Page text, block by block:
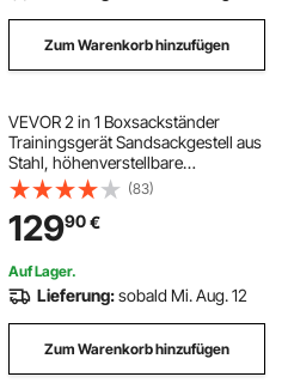
Zum Warenkorb hinzufügen
VEVOR 2 in 1 Boxsackständer
Trainingsgerät Sandsackgestell aus
Stahl, höhenverstellbare
Boxsackhalterung (65 kg
belastbar), Fitnessgerät
Standboxtrainer Speedbag-Ständer
für Fitness-Studio
(83)
12990€
Auf Lager.
Lieferung:sobald Mi. Aug. 12
Zum Warenkorb hinzufügen